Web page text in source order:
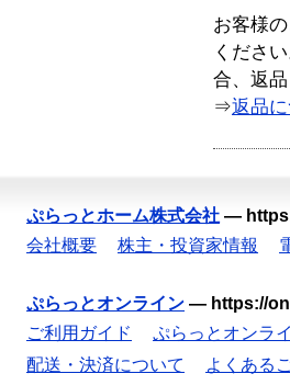
お客様
くださ
合、返
⇒返品
ぷらっとホーム株式会社 —
会社概要
株主・投資家情報
ぷらっとオンライン — https://
ご利用ガイド
ぷらっとオンラ
配送・決済について
よくある